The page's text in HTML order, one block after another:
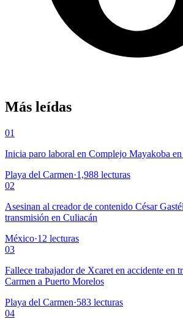
Más leídas
01
Inicia paro laboral en Complejo Mayakoba
Playa del Carmen·1,988 lecturas
02
Asesinan al creador de contenido César
transmisión en Culiacán
México·12 lecturas
03
Fallece trabajador de Xcaret en accidente en
Carmen a Puerto Morelos
Playa del Carmen·583 lecturas
04